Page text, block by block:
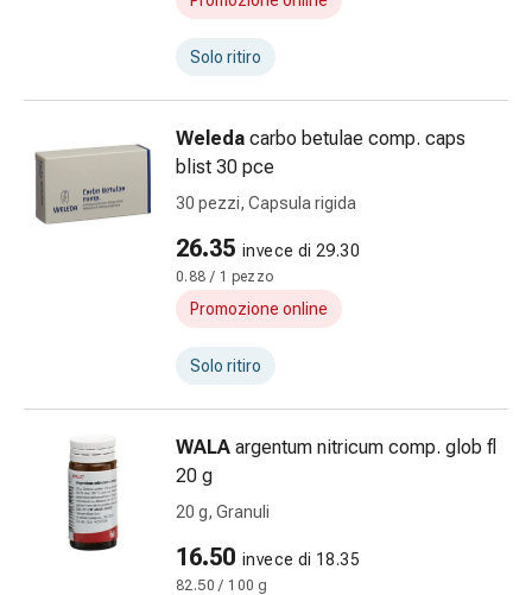
Micosi
e
piedi
Cicatrici
secca
Sudorazione
eccessiva
febbre
Eruzioni
cutanee
Acne
Solo ritiro
Weleda carbo betulae comp. caps
blist 30 pce
30 pezzi, Capsula rigida
26.35 invece di 29.30
0.88 / 1 pezzo
Promozione online
Solo ritiro
WALA argentum nitricum comp. glob fl
20 g
20 g, Granuli
16.50 invece di 18.35
82.50 / 100 g